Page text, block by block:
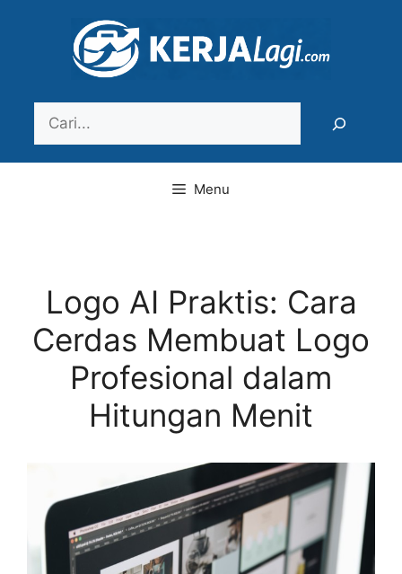
Menu
Logo AI Praktis: Cara
Cerdas Membuat Logo
Profesional dalam
Hitungan Menit